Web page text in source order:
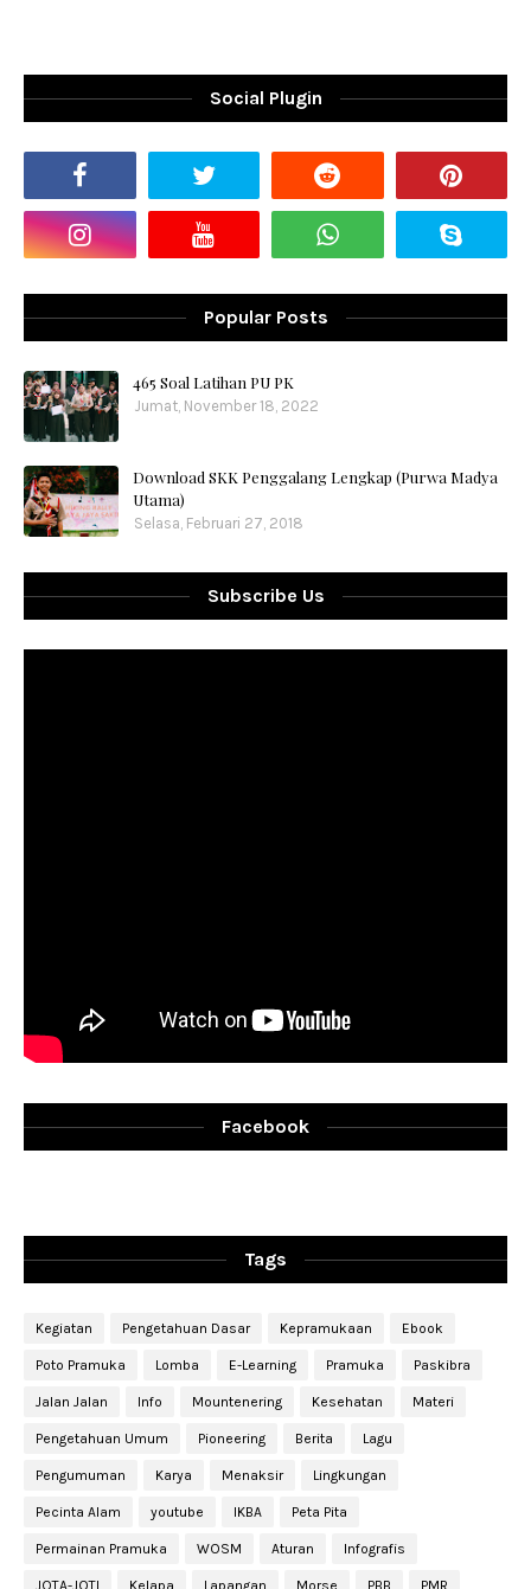
Social Plugin
Popular Posts
465 Soal Latihan PU PK
Jumat, November 18, 2022
Download SKK Penggalang Lengkap (Purwa Madya
Utama)
Selasa, Februari 27, 2018
Subscribe Us
Facebook
Tags
Kegiatan Pengetahuan Dasar Kepramukaan Ebook
Poto Pramuka Lomba E-Learning Pramuka Paskibra
Jalan Jalan Info Mountenering Kesehatan Materi
Pengetahuan Umum Pioneering Berita Lagu
Pengumuman Karya Menaksir Lingkungan
Pecinta Alam youtube IKBA Peta Pita
Permainan Pramuka WOSM Aturan Infografis